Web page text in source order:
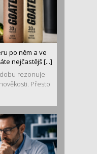
po něm a ve
nejčastějš [...]
rezonuje
Přesto